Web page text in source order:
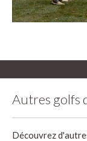
Autres golfs
Découvrez